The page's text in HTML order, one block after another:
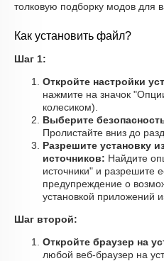
толковую подборку модов для
Как установить файл?
Шаг 1:
Откройте настройки
нажмите на значок
колесиком).
Выберите
Пролистайте вниз до
Разрешите установку
источников: Найдите
источники" и разрешите
предупреждение о
установкой приложений
Шаг второй:
Откройте браузер на
любой веб-браузер на